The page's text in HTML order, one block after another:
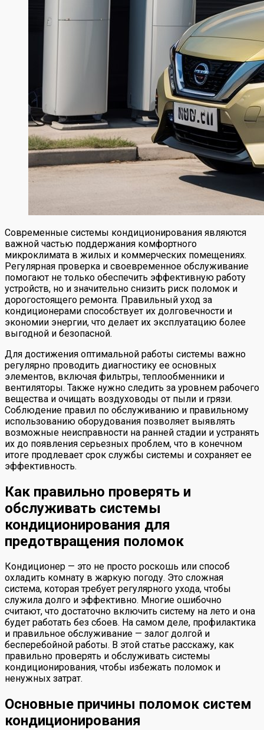
Современные системы кондиционирования являются
важной частью поддержания комфортного
микроклимата в жилых и коммерческих помещениях.
Регулярная проверка и своевременное обслуживание
помогают не только обеспечить эффективную работу
устройств, но и значительно снизить риск поломок и
дорогостоящего ремонта. Правильный уход за
кондиционерами способствует их долговечности и
экономии энергии, что делает их эксплуатацию более
выгодной и безопасной.
Для достижения оптимальной работы системы важно
регулярно проводить диагностику ее основных
элементов, включая фильтры, теплообменники и
вентиляторы. Также нужно следить за уровнем рабочего
вещества и очищать воздуховоды от пыли и грязи.
Соблюдение правил по обслуживанию и правильному
использованию оборудования позволяет выявлять
возможные неисправности на ранней стадии и устранять
их до появления серьезных проблем, что в конечном
итоге продлевает срок службы системы и сохраняет ее
эффективность.
Как правильно проверять и
обслуживать системы
кондиционирования для
предотвращения поломок
Кондиционер — это не просто роскошь или способ
охладить комнату в жаркую погоду. Это сложная
система, которая требует регулярного ухода, чтобы
служила долго и эффективно. Многие ошибочно
считают, что достаточно включить систему на лето и она
будет работать без сбоев. На самом деле, профилактика
и правильное обслуживание — залог долгой и
бесперебойной работы. В этой статье расскажу, как
правильно проверять и обслуживать системы
кондиционирования, чтобы избежать поломок и
ненужных затрат.
Основные причины поломок систем
кондиционирования